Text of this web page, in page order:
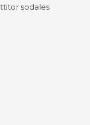
sodales